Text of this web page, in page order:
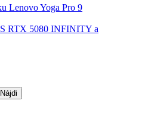
Lenovo Yoga Pro 9
RTX 5080 INFINITY a